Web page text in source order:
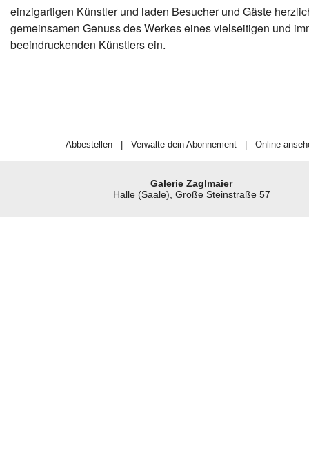
einzigartigen Künstler und laden Besucher und Gäste
gemeinsamen Genuss des Werkes eines vielseitigen und
beeindruckenden Künstlers ein.
Abbestellen Verwalte dein Abonnement Online
Galerie Zaglmaier
Halle (Saale), Große Steinstraße 57